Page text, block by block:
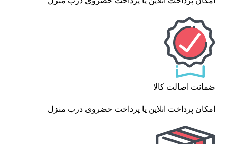
ضمانت اصالت کالا
امکان پرداخت انلاین یا پرداخت حضروی درب منزل